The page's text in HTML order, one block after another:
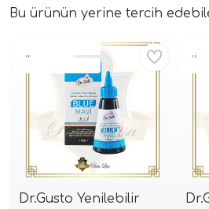
Bu ürünün yerine tercih
Dr.Gusto Yenilebilir